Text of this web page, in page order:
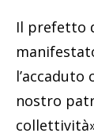
Il prefetto
nostro